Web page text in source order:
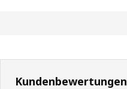
Kundenbewertungen